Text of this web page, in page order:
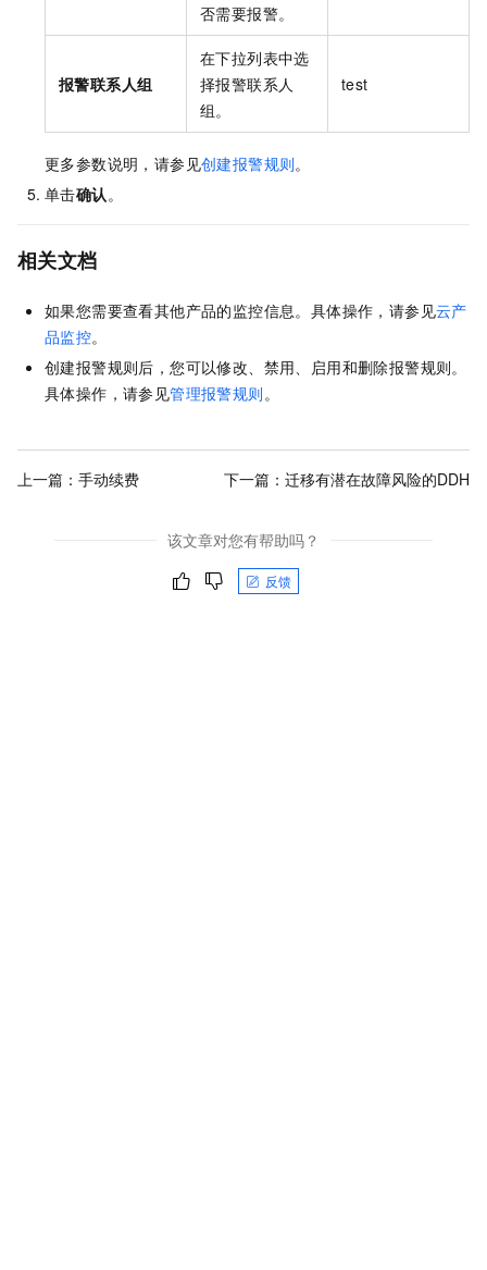
否需要报警。
报警联系人组
在下拉列表中选
择报警联系人
组。
test
更多参数说明，请参见创建报警规则。
单击确认 。
相关文档
如果您需要查看其他产品的监控信息。具体操作，请参见云产
品监控。
创建报警规则后，您可以修改、禁用、启用和删除报警规则。
具体操作，请参见管理报警规则。
上一篇： 手动续费 下一篇： 迁移有潜在故障风险的DDH
该文章对您有帮助吗？
反馈